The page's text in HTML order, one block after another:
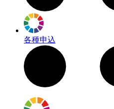
各種申込